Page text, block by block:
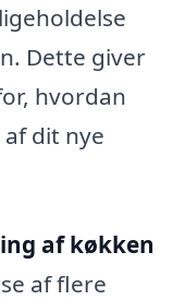
Dette giver
hvordan
dit nye
af køkken
af flere